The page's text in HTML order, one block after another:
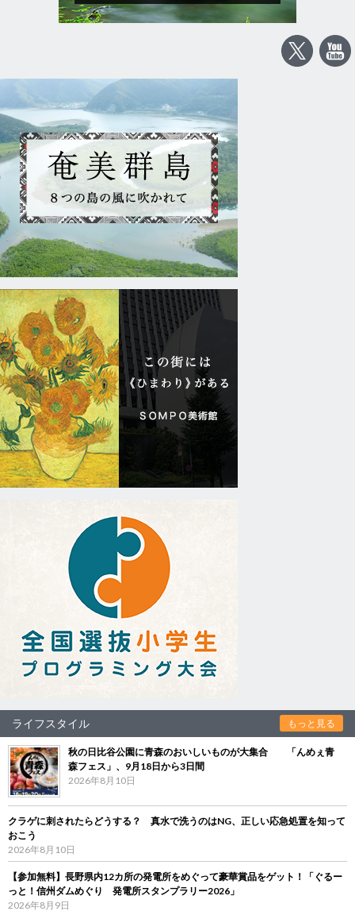
ライフスタイル もっと見る
秋の日比谷公園に青森のおいしいものが大集合 「んめぇ青
森フェス」、9月18日から3日間
2026年8月10日
クラゲに刺されたらどうする？ 真水で洗うのはNG、正しい応急処置を知って
おこう
2026年8月10日
【参加無料】長野県内12カ所の発電所をめぐって豪華賞品をゲット！「ぐるー
っと！信州ダムめぐり 発電所スタンプラリー2026」
2026年8月9日